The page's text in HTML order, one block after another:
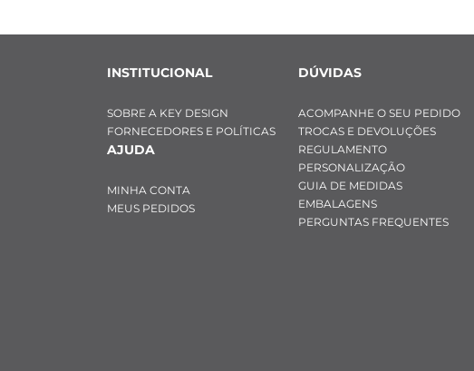
INSTITUCIONAL
SOBRE A KEY DESIGN
FORNECEDORES E POLÍTICAS
AJUDA
MINHA CONTA
MEUS PEDIDOS
DÚVIDAS
ACOMPANHE O SEU PEDIDO
TROCAS E DEVOLUÇÕES
REGULAMENTO
PERSONALIZAÇÃO
GUIA DE MEDIDAS
EMBALAGENS
PERGUNTAS FREQUENTES